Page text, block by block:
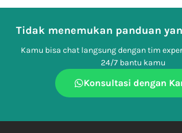
Tidak menemukan panduan
Kamu bisa chat langsung dengan tim
24/7 bantu kamu
Konsultasi dengan